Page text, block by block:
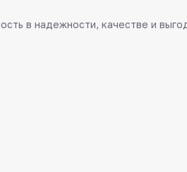
в надежности, качестве и